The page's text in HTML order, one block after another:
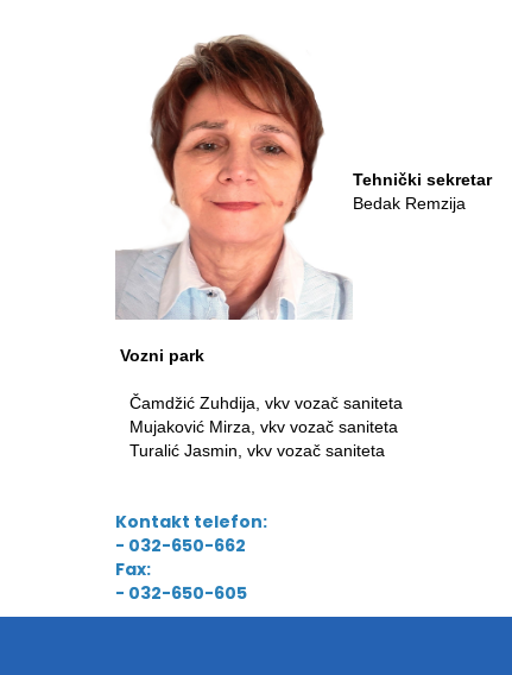
Tehnički sekretar
Bedak Remzija
Vozni park
Čamdžić Zuhdija, vkv vozač saniteta
Mujaković Mirza, vkv vozač saniteta
Turalić Jasmin, vkv vozač saniteta
Kontakt telefon:
- 032-650-662
Fax:
- 032-650-605